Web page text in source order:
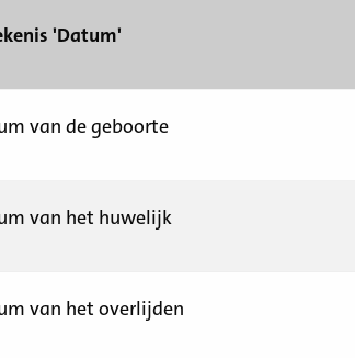
'Datum'
van de geboorte
van het huwelijk
van het overlijden